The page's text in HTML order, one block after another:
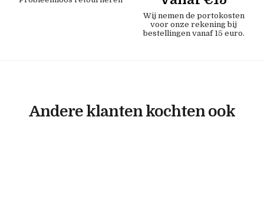
Wij nemen de portokosten
voor onze rekening bij
bestellingen vanaf 15 euro.
Andere klanten kochten ook